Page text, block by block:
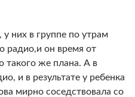
у них в группе по утрам
радио,и он время от
такого же плана. А в
и в результате у ребенка
мирно соседствовала со